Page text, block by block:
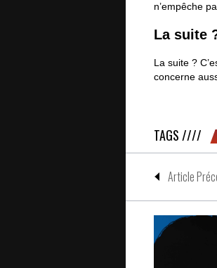
n’empêche
La suite
La suite ?
concerne
TAGS ////
Article